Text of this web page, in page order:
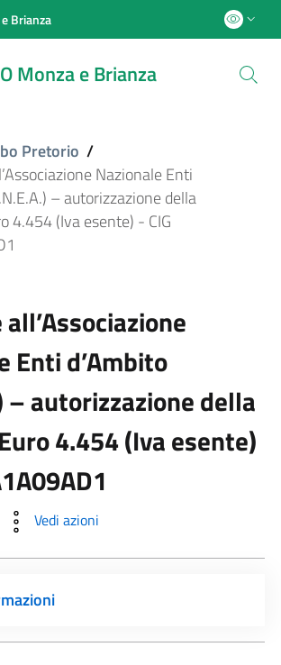
Brianza
Monza e Brianza
Pretorio /
Nazionale Enti
– autorizzazione della
4.454 (Iva esente) - CIG
Enti d’Ambito
– autorizzazione della
4.454 (Iva esente)
Vedi azioni